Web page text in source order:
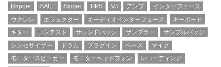
Rapper
SALE Singer TIPS VJ アンプ
インターフェース
ウクレレ
エフェクター オーディオインターフェース
キーボード
ギター
コンテスト サウンドパック サンプラー
サンプルパック
シンセサイザー
ドラム プラグイン ベース
マイク
モニタースピーカー
モニターヘッドフォン
レコーディング